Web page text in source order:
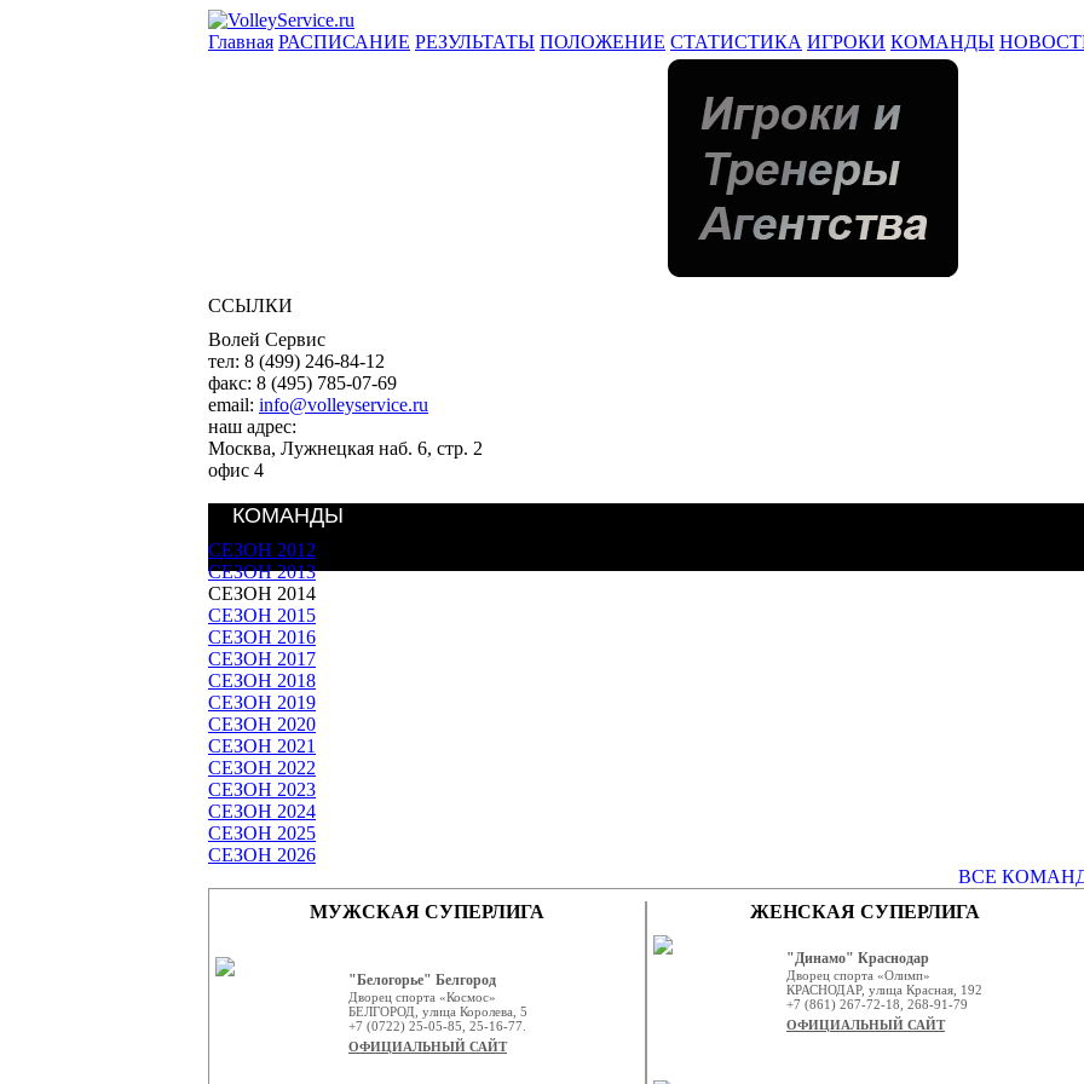
Главная РАСПИСАНИЕ РЕЗУЛЬТАТЫ ПОЛОЖЕНИЕ СТАТИСТИКА ИГРОКИ КОМАНДЫ
ССЫЛКИ
Волей Сервис
тел: 8 (499) 246-84-12
факс: 8 (495) 785-07-69
email: info@volleyservice.ru
наш адрес:
Москва, Лужнецкая наб. 6, стр. 2
офис 4
КОМАНДЫ
СЕЗОН 2012
СЕЗОН 2013
СЕЗОН 2014
СЕЗОН 2015
СЕЗОН 2016
СЕЗОН 2017
СЕЗОН 2018
СЕЗОН 2019
СЕЗОН 2020
СЕЗОН 2021
СЕЗОН 2022
СЕЗОН 2023
СЕЗОН 2024
СЕЗОН 2025
СЕЗОН 2026
ВСЕ
МУЖСКАЯ СУПЕРЛИГА
"Белогорье" Белгород
Дворец спорта «Космос»
БЕЛГОРОД, улица Королева, 5
+7 (0722) 25-05-85, 25-16-77.
ОФИЦИАЛЬНЫЙ САЙТ
ЖЕНСКАЯ СУПЕРЛИГА
"Динамо" Краснодар
Дворец спорта «Олимп»
КРАСНОДАР, улица Красная, 192
+7 (861) 267-72-18, 268-91-79
ОФИЦИАЛЬНЫЙ САЙТ